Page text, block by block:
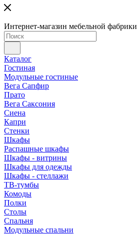
Интернет-магазин мебельной фабрики
Каталог
Гостиная
Модульные гостиные
Вега Сапфир
Прато
Вега Саксония
Сиена
Капри
Стенки
Шкафы
Распашные шкафы
Шкафы - витрины
Шкафы для одежды
Шкафы - стеллажи
ТВ-тумбы
Комоды
Полки
Столы
Спальня
Модульные спальни